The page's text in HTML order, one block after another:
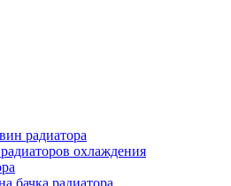
радиатора
охлаждения
бачка радиатора